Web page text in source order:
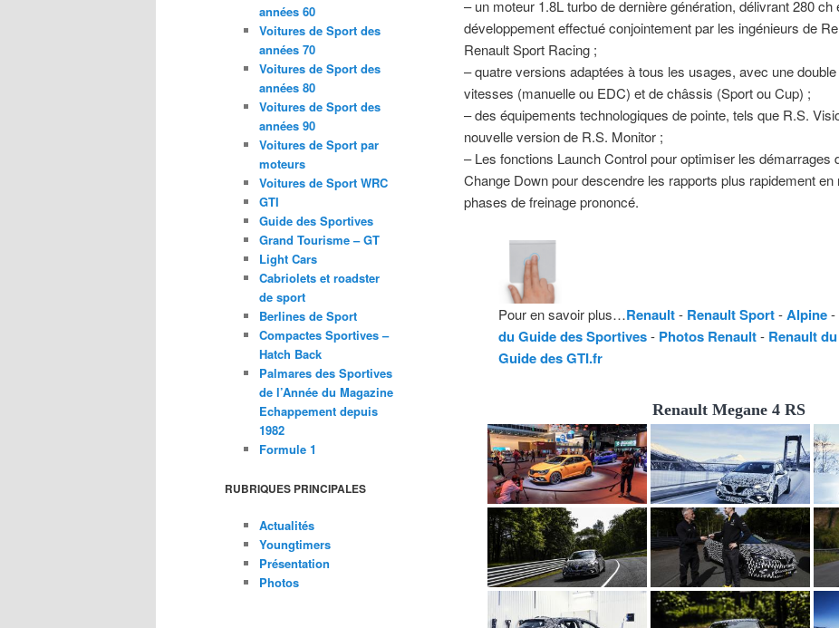
– un moteur 1.8L turbo de dernière génération, délivrant 280
développement effectué conjointement par les ingénieurs de
Renault Sport Racing ;
– quatre versions adaptées à tous les usages, avec une
vitesses (manuelle ou EDC) et de châssis (Sport ou Cup) ;
– des équipements technologiques de pointe, tels que R.S.
nouvelle version de R.S. Monitor ;
– Les fonctions Launch Control pour optimiser les démarrages
Change Down pour descendre les rapports plus rapidement
phases de freinage prononcé.
Pour en savoir plus…Renault- Renault Sport-Alpine-
du Guide des Sportives- Photos Renault- Renault
Guide des GTI.fr
Renault Megane 4 RS
années 60
Voitures de Sport des
années 70
Voitures de Sport des
années 80
Voitures de Sport des
années 90
Voitures de Sport par
moteurs
Voitures de Sport WRC
GTI
Guide des Sportives
Grand Tourisme – GT
Light Cars
Cabriolets et roadster
de sport
Berlines de Sport
Compactes Sportives –
Hatch Back
Palmares des Sportives
de l’Année du Magazine
Echappement depuis
1982
Formule 1
RUBRIQUES PRINCIPALES
Actualités
Youngtimers
Présentation
Photos